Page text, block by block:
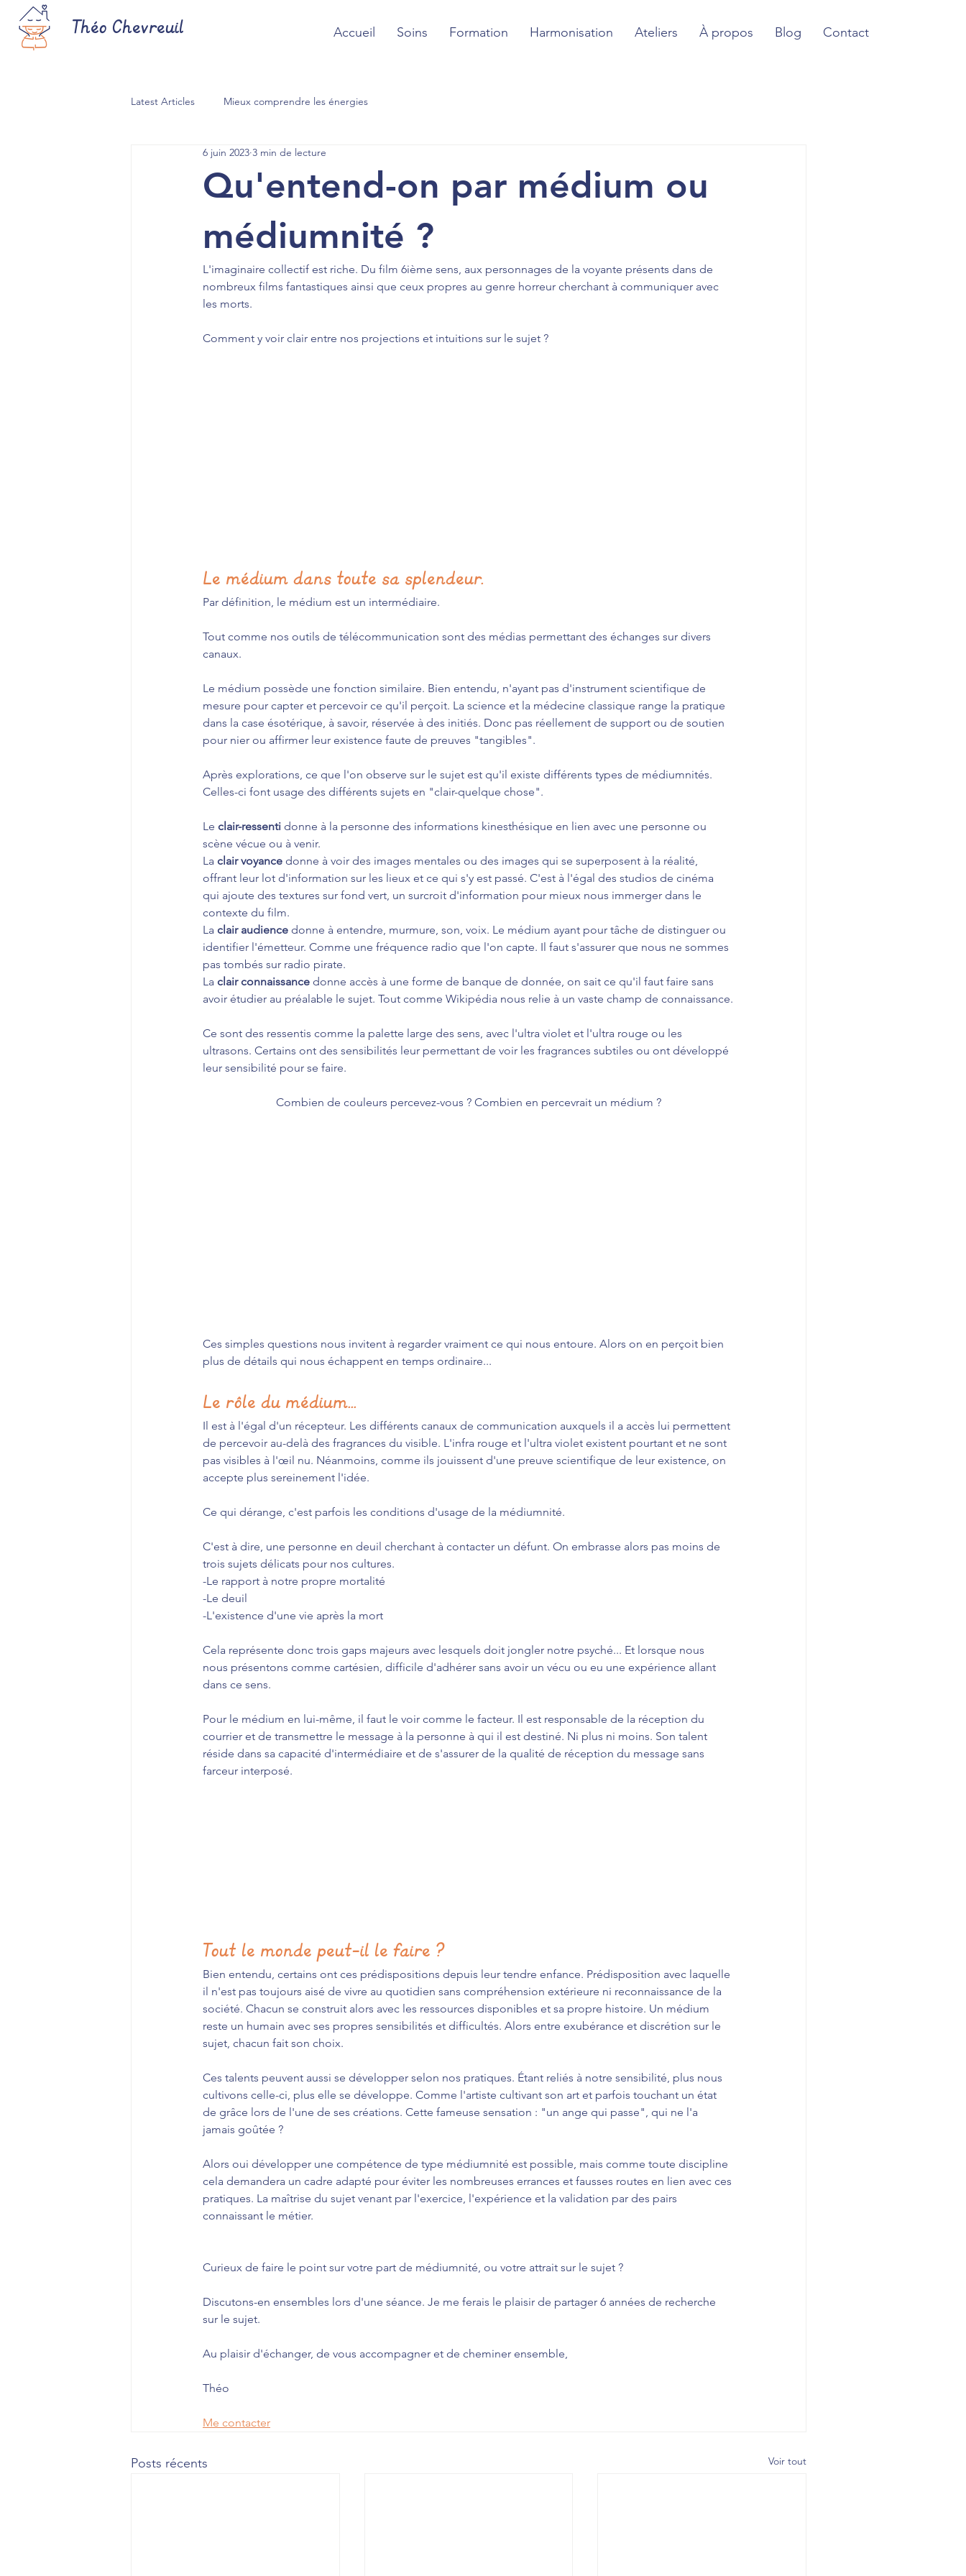
Accueil Soins Formation Harmonisation Ateliers À propos Blog Contact
Théo Chevreuil
Latest Articles Mieux comprendre les énergies
Qu'entend-on par médium ou
médiumnité ?
6 juin 2023 3 min de lecture
L'imaginaire collectif est riche. Du film 6ième sens, aux personnages de la voyante présents dans de
nombreux films fantastiques ainsi que ceux propres au genre horreur cherchant à communiquer avec
les morts.
Comment y voir clair entre nos projections et intuitions sur le sujet ?
Le médium dans toute sa splendeur.
Par définition, le médium est un intermédiaire.
Tout comme nos outils de télécommunication sont des médias permettant des échanges sur divers
canaux.
Le médium possède une fonction similaire. Bien entendu, n'ayant pas d'instrument scientifique de
mesure pour capter et percevoir ce qu'il perçoit. La science et la médecine classique range la pratique
dans la case ésotérique, à savoir, réservée à des initiés. Donc pas réellement de support ou de soutien
pour nier ou affirmer leur existence faute de preuves "tangibles".
Après explorations, ce que l'on observe sur le sujet est qu'il existe différents types de médiumnités.
Celles-ci font usage des différents sujets en "clair-quelque chose".
Le clair-ressenti donne à la personne des informations kinesthésique en lien avec une personne ou
scène vécue ou à venir.
La clair voyance donne à voir des images mentales ou des images qui se superposent à la réalité,
offrant leur lot d'information sur les lieux et ce qui s'y est passé. C'est à l'égal des studios de cinéma
qui ajoute des textures sur fond vert, un surcroit d'information pour mieux nous immerger dans le
contexte du film.
La clair audience donne à entendre, murmure, son, voix. Le médium ayant pour tâche de distinguer ou
identifier l'émetteur. Comme une fréquence radio que l'on capte. Il faut s'assurer que nous ne sommes
pas tombés sur radio pirate.
La clair connaissance donne accès à une forme de banque de donnée, on sait ce qu'il faut faire sans
avoir étudier au préalable le sujet. Tout comme Wikipédia nous relie à un vaste champ de connaissance.
Ce sont des ressentis comme la palette large des sens, avec l'ultra violet et l'ultra rouge ou les
ultrasons. Certains ont des sensibilités leur permettant de voir les fragrances subtiles ou ont développé
leur sensibilité pour se faire.
Combien de couleurs percevez-vous ? Combien en percevrait un médium ?
Ces simples questions nous invitent à regarder vraiment ce qui nous entoure. Alors on en perçoit bien
plus de détails qui nous échappent en temps ordinaire...
Le rôle du médium...
Il est à l'égal d'un récepteur. Les différents canaux de communication auxquels il a accès lui permettent
de percevoir au-delà des fragrances du visible. L'infra rouge et l'ultra violet existent pourtant et ne sont
pas visibles à l'œil nu. Néanmoins, comme ils jouissent d'une preuve scientifique de leur existence, on
accepte plus sereinement l'idée.
Ce qui dérange, c'est parfois les conditions d'usage de la médiumnité.
C'est à dire, une personne en deuil cherchant à contacter un défunt. On embrasse alors pas moins de
trois sujets délicats pour nos cultures.
-Le rapport à notre propre mortalité
-Le deuil
-L'existence d'une vie après la mort
Cela représente donc trois gaps majeurs avec lesquels doit jongler notre psyché... Et lorsque nous
nous présentons comme cartésien, difficile d'adhérer sans avoir un vécu ou eu une expérience allant
dans ce sens.
Pour le médium en lui-même, il faut le voir comme le facteur. Il est responsable de la réception du
courrier et de transmettre le message à la personne à qui il est destiné. Ni plus ni moins. Son talent
réside dans sa capacité d'intermédiaire et de s'assurer de la qualité de réception du message sans
farceur interposé.
Tout le monde peut-il le faire ?
Bien entendu, certains ont ces prédispositions depuis leur tendre enfance. Prédisposition avec laquelle
il n'est pas toujours aisé de vivre au quotidien sans compréhension extérieure ni reconnaissance de la
société. Chacun se construit alors avec les ressources disponibles et sa propre histoire. Un médium
reste un humain avec ses propres sensibilités et difficultés. Alors entre exubérance et discrétion sur le
sujet, chacun fait son choix.
Ces talents peuvent aussi se développer selon nos pratiques. Étant reliés à notre sensibilité, plus nous
cultivons celle-ci, plus elle se développe. Comme l'artiste cultivant son art et parfois touchant un état
de grâce lors de l'une de ses créations. Cette fameuse sensation : "un ange qui passe", qui ne l'a
jamais goûtée ?
Alors oui développer une compétence de type médiumnité est possible, mais comme toute discipline
cela demandera un cadre adapté pour éviter les nombreuses errances et fausses routes en lien avec ces
pratiques. La maîtrise du sujet venant par l'exercice, l'expérience et la validation par des pairs
connaissant le métier.
Curieux de faire le point sur votre part de médiumnité, ou votre attrait sur le sujet ?
Discutons-en ensembles lors d'une séance. Je me ferais le plaisir de partager 6 années de recherche
sur le sujet.
Au plaisir d'échanger, de vous accompagner et de cheminer ensemble,
Théo
Me contacter
Posts récents Voir tout